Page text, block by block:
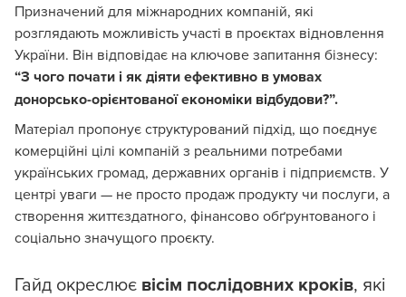
Призначений для міжнародних компаній, які
розглядають можливість участі в проєктах відновлення
України. Він відповідає на ключове запитання бізнесу:
“З чого почати і як діяти ефективно в умовах
донорсько-орієнтованої економіки відбудови?”.
Матеріал пропонує структурований підхід, що поєднує
комерційні цілі компаній з реальними потребами
українських громад, державних органів і підприємств. У
центрі уваги — не просто продаж продукту чи послуги, а
створення життєздатного, фінансово обґрунтованого і
соціально значущого проєкту.
Гайд окреслює вісім послідовних кроків, які